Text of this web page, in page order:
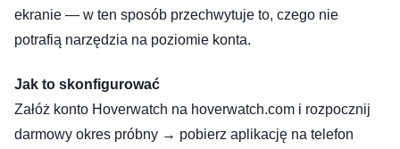
ekranie — w ten sposób przechwytuje to, czego nie
potrafią narzędzia na poziomie konta.
Jak to skonfigurować
Załóż konto Hoverwatch na hoverwatch.com i rozpocznij
darmowy okres próbny → pobierz aplikację na telefon